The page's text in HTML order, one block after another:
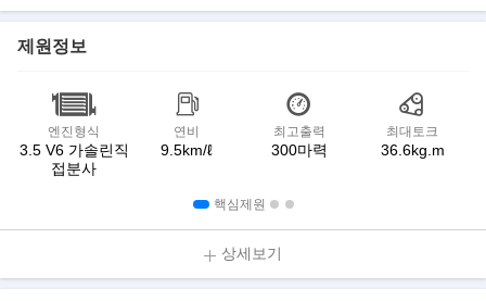
제원정보
엔진형식
3.5 V6 가솔린직
접분사
연비
9.5km/ℓ
최고출력
300마력
최대토크
36.6kg.m
핵심제원
상세보기